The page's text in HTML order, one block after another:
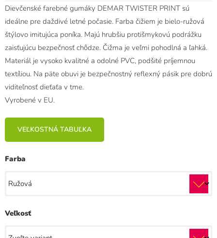
Dievčenské farebné gumáky DEMAR TWISTER PRINT sú
ideálne pre daždivé letné počasie. Farba čižiem je bielo-ružová
štýlovo imitujúca poníka. Majú hrubšiu protišmykovú podrážku
zaisťujúcu bezpečnosť chôdze. Čižma je veľmi pohodlná a ľahká.
Materiál je vysoko kvalitné a odolné PVC, podšité príjemnou
textíliou. Na päte obuvi je bezpečnostný reflexný pásik pre dobrú
viditeľnosť dieťaťa v tme.
Vyrobené v EU.
VEĽKOSTNÁ TABUĽKA
Farba
Veľkosť